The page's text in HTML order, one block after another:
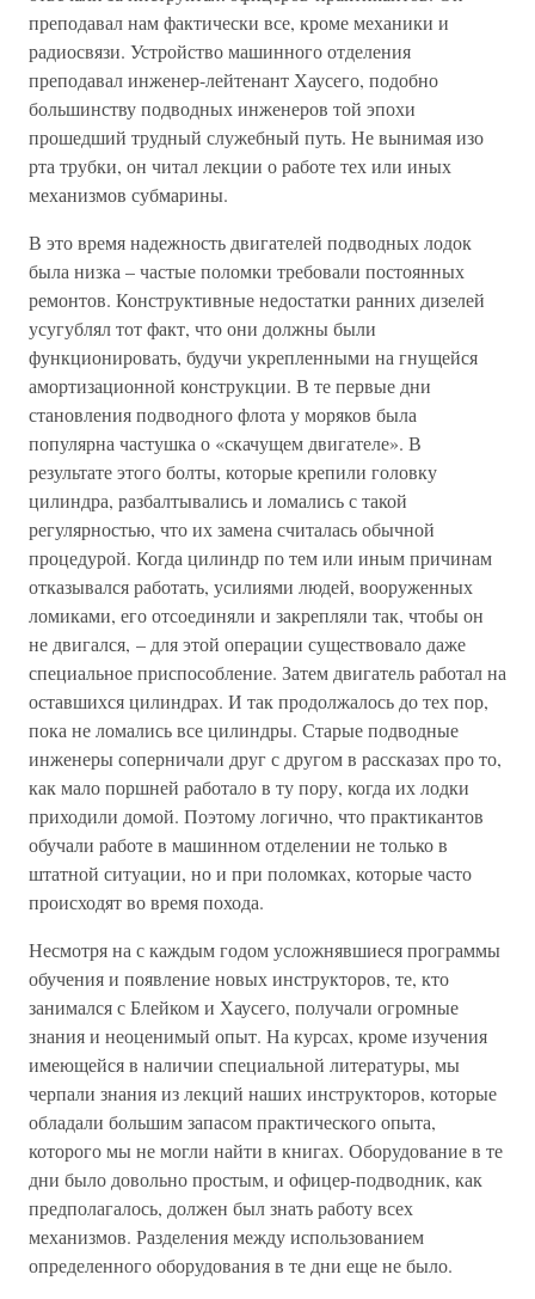
преподавал нам фактически все, кроме механики и
радиосвязи. Устройство машинного отделения
преподавал инженер-лейтенант Хаусего, подобно
большинству подводных инженеров той эпохи
прошедший трудный служебный путь. Не вынимая изо
рта трубки, он читал лекции о работе тех или иных
механизмов субмарины.
В это время надежность двигателей подводных лодок
была низка – частые поломки требовали постоянных
ремонтов. Конструктивные недостатки ранних дизелей
усугублял тот факт, что они должны были
функционировать, будучи укрепленными на гнущейся
амортизационной конструкции. В те первые дни
становления подводного флота у моряков была
популярна частушка о «скачущем двигателе». В
результате этого болты, которые крепили головку
цилиндра, разбалтывались и ломались с такой
регулярностью, что их замена считалась обычной
процедурой. Когда цилиндр по тем или иным причинам
отказывался работать, усилиями людей, вооруженных
ломиками, его отсоединяли и закрепляли так, чтобы он
не двигался, – для этой операции существовало даже
специальное приспособление. Затем двигатель работал на
оставшихся цилиндрах. И так продолжалось до тех пор,
пока не ломались все цилиндры. Старые подводные
инженеры соперничали друг с другом в рассказах про то,
как мало поршней работало в ту пору, когда их лодки
приходили домой. Поэтому логично, что практикантов
обучали работе в машинном отделении не только в
штатной ситуации, но и при поломках, которые часто
происходят во время похода.
Несмотря на с каждым годом усложнявшиеся программы
обучения и появление новых инструкторов, те, кто
занимался с Блейком и Хаусего, получали огромные
знания и неоценимый опыт. На курсах, кроме изучения
имеющейся в наличии специальной литературы, мы
черпали знания из лекций наших инструкторов, которые
обладали большим запасом практического опыта,
которого мы не могли найти в книгах. Оборудование в те
дни было довольно простым, и офицер-подводник, как
предполагалось, должен был знать работу всех
механизмов. Разделения между использованием
определенного оборудования в те дни еще не было.